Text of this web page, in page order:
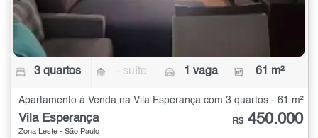
3 quartos - suíte 1 vaga 61 m²
Apartamento à Venda na Vila Esperança com 3 quartos - 61 m²
Vila Esperança
Zona Leste - São Paulo
R$ 450.000